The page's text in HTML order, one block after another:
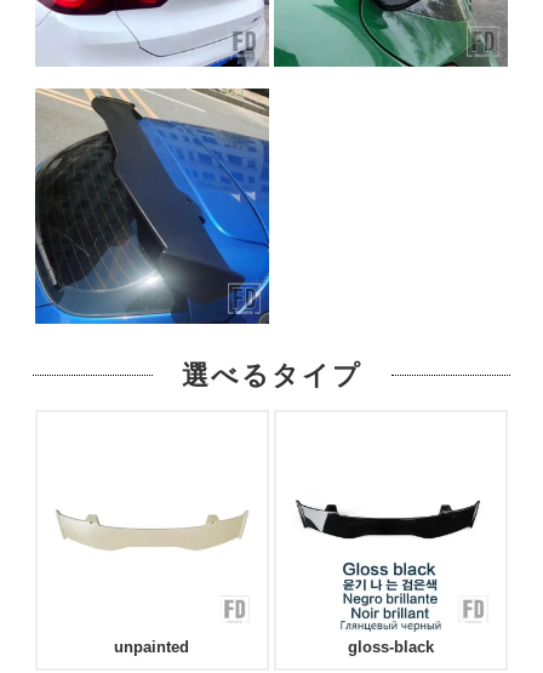
選べるタイプ
unpainted gloss-black